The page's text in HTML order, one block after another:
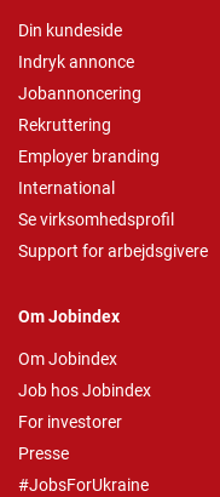
Din kundeside
Indryk annonce
Jobannoncering
Rekruttering
Employer branding
International
Se virksomhedsprofil
Support for arbejdsgivere
Om Jobindex
Om Jobindex
Job hos Jobindex
For investorer
Presse
#JobsForUkraine